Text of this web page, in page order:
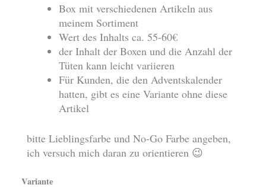
Box mit verschiedenen Artikeln aus
meinem Sortiment
Wert des Inhalts ca. 55-60€
der Inhalt der Boxen und die Anzahl der
Tüten kann leicht variieren
Für Kunden, die den Adventskalender
hatten, gibt es eine Variante ohne diese
Artikel
bitte Lieblingsfarbe und No-Go Farbe angeben,
ich versuch mich daran zu orientieren 😉
Variante
Überraschungsbox